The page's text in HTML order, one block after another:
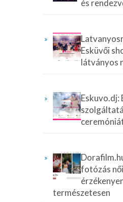
és
Esküvői
látványos
Eskuvo.dj:
fotózás
természetesen